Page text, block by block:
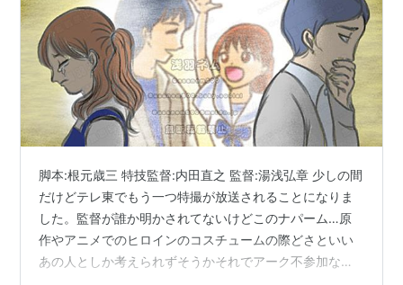
脚本:根元歳三 特技監督:内田直之 監督:湯浅弘章 少しの間
だけどテレ東でもう一つ特撮が放送されることになりま
した。監督が誰か明かされてないけどこのナパーム…原
作やアニメでのヒロインのコスチュームの際どさといい
あの人としか考えられずそうかそれでアーク不参加な